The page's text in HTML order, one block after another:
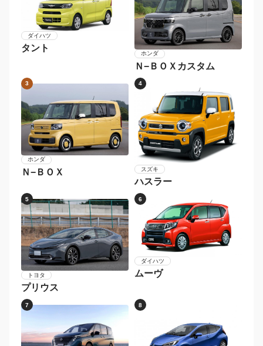
ダイハツ
タント
ホンダ
Ｎ−ＢＯＸカスタム
3
ホンダ
Ｎ−ＢＯＸ
4
スズキ
ハスラー
5
トヨタ
プリウス
6
ダイハツ
ムーヴ
7 8